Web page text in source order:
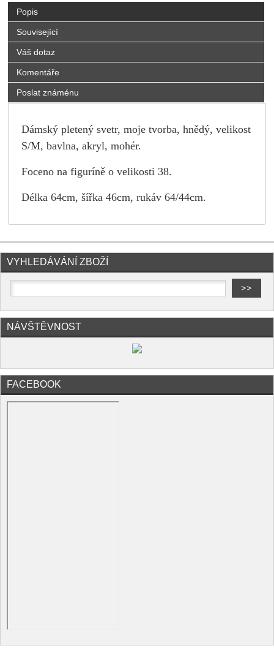
Popis
Související
Váš dotaz
Komentáře
Poslat známénu
Dámský pletený svetr, moje tvorba, hnědý, velikost
S/M, bavlna, akryl, mohér.
Foceno na figuríně o velikosti 38.
Délka 64cm, šířka 46cm, rukáv 64/44cm.
VYHLEDÁVÁNÍ ZBOŽÍ
NÁVŠTĚVNOST
FACEBOOK